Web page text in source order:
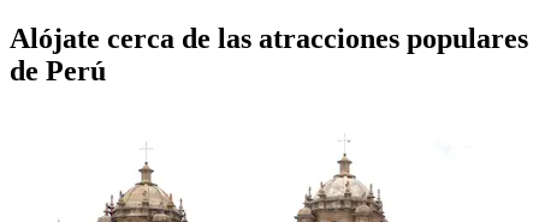
Alójate cerca de las atracciones populares
de Perú